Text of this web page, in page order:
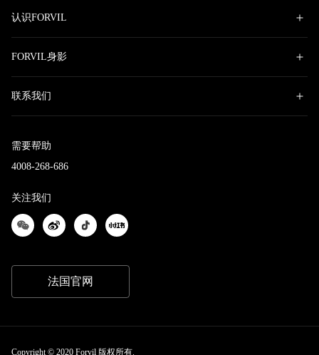
认识FORVIL
FORVIL身影
联系我们
需要帮助
4008-268-686
关注我们
法国官网
Copyright © 2020 Forvil 版权所有.